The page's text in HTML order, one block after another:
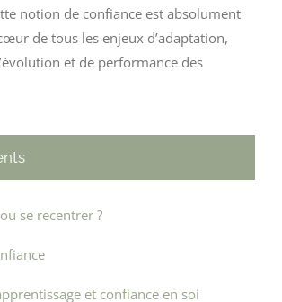
notion de confiance est absolument
de tous les enjeux d’adaptation,
et de performance des
se recentrer ?
et confiance en soi